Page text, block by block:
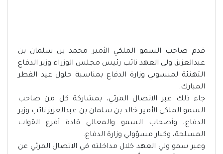
قدم صاحب السمو الملكي الأمير محمد بن سلمان بن
عبدالعزيز، ولي العهد نائب رئيس مجلس الوزراء وزير الدفاع
التهنئة لمنسوبي وزارة الدفاع بمناسبة حلول عيد الفطر
المبارك.
جاء ذلك عبر الاتصال المرئي، بمشاركة كل من صاحب
السمو الملكي الأمير خالد بن سلمان بن عبدالعزيز نائب وزير
الدفاع، وأصحاب السمو والمعالي قادة أفرع القوات
المسلحة، وكبار مسؤولي وزارة الدفاع.
وعبر سمو ولي العهد خلال مداخلته في الاتصال المرئي عن